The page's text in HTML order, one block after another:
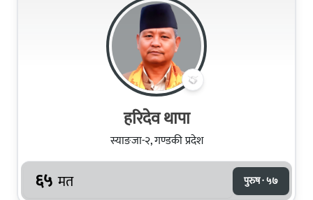
हरिदेव थापा
स्याङजा-२, गण्डकी प्रदेश
६५ मत पुरुष · ५७